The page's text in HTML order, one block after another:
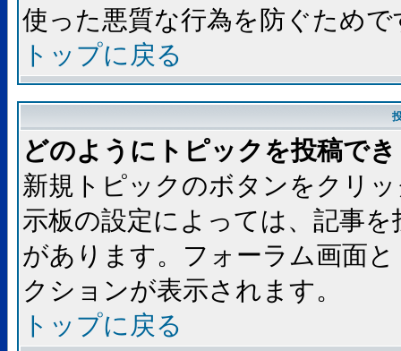
使った悪質な行為を防ぐためで
トップに戻る
どのようにトピックを投稿で
新規トピックのボタンをクリ
示板の設定によっては、記事
があります。フォーラム画面
クションが表示されます。
トップに戻る